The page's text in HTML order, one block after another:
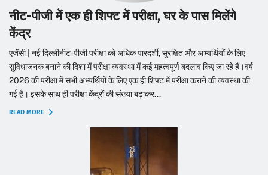
नीट-पीजी में एक ही शिफ्ट में परीक्षा, घर के पास मिलेंगे
केंद्र
एजेंसी | नई दिल्लीनीट-पीजी परीक्षा को अधिक पारदर्शी, सुरक्षित और अभ्यर्थियों के लिए
सुविधाजनक बनाने की दिशा में परीक्षा व्यवस्था में कई महत्वपूर्ण बदलाव किए जा रहे हैं।वर्ष
2026 की परीक्षा में सभी अभ्यर्थियों के लिए एक ही शिफ्ट में परीक्षा कराने की व्यवस्था की
गई है। इसके साथ ही परीक्षा केंद्रों की संख्या बढ़ाकर...
READ MORE